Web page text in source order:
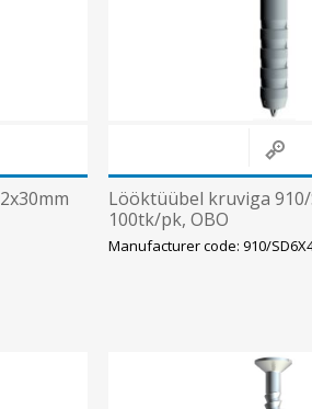
Lööktüübel kruviga 910/
100tk/pk, OBO
Manufacturer code: 910/